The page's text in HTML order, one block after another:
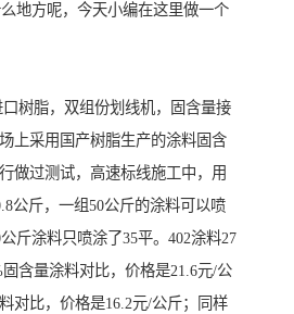
地方呢，今天小编在这里做一个
树脂，双组份划线机，固含量接
上采用国产树脂生产的涂料固含
做过测试，高速标线施工中，用
公斤，一组50公斤的涂料可以喷
斤涂料只喷涂了35平。402涂料27
含量涂料对比，价格是21.6元/公
对比，价格是16.2元/公斤；同样